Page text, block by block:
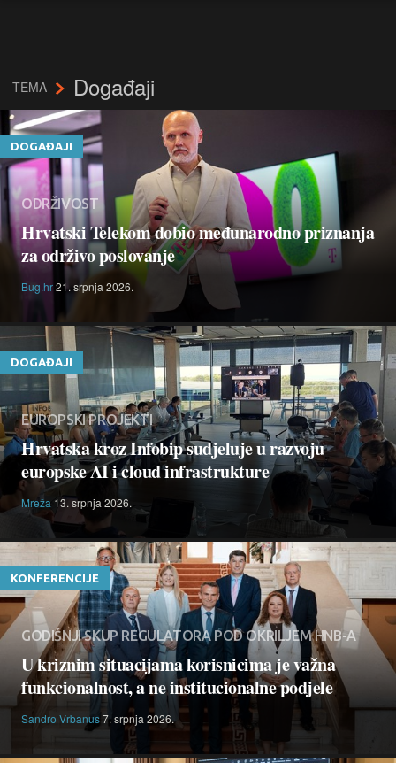
TEMA Događaji
DOGAĐAJI
ODRŽIVOST
Hrvatski Telekom dobio međunarodno priznanja
za održivo poslovanje
Bug.hr21. srpnja 2026.
DOGAĐAJI
EUROPSKI PROJEKTI
Hrvatska kroz Infobip sudjeluje u razvoju
europske AI i cloud infrastrukture
Mreža 13. srpnja 2026.
KONFERENCIJE
GODIŠNJI SKUP REGULATORA POD OKRILJEM HNB-A
U kriznim situacijama korisnicima je važna
funkcionalnost, a ne institucionalne podjele
Sandro Vrbanus7. srpnja 2026.